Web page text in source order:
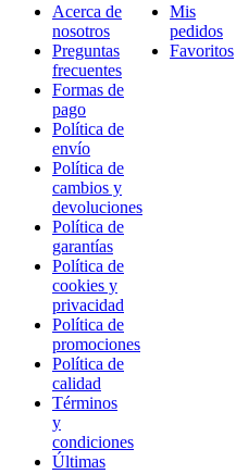
Acerca de
nosotros
Preguntas
frecuentes
Formas de
pago
Política de
envío
Política de
cambios y
devoluciones
Política de
garantías
Política de
cookies y
privacidad
Política de
promociones
Política de
calidad
Términos
y
condiciones
Últimas
Mis
pedidos
Favoritos